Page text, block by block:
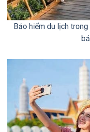
Bảo hiểm du lịch